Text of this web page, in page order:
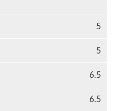
5
5
6.5
6.5